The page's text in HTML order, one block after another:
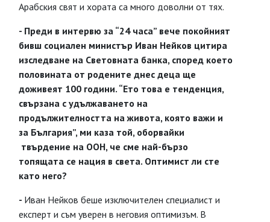
Арабския свят и хората са много доволни от тях.
- Преди в интервю за “24 часа” вече покойният
бивш социален министър Иван Нейков цитира
изследване на Световната банка, според което
половината от родените днес деца ще
доживеят 100 години. “Ето това е тенденция,
свързана с удължаването на
продължителността на живота, която важи и
за България”, ми каза той, оборвайки
твърдение на ООН, че сме най-бързо
топящата се нация в света. Оптимист ли сте
като него?
- Иван Нейков беше изключителен специалист и
експерт и съм уверен в неговия оптимизъм. В